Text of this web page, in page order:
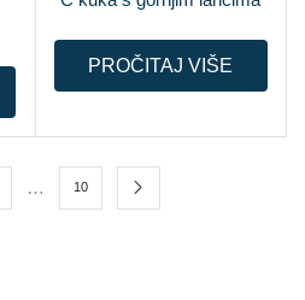
PROČITAJ VIŠE
… 10